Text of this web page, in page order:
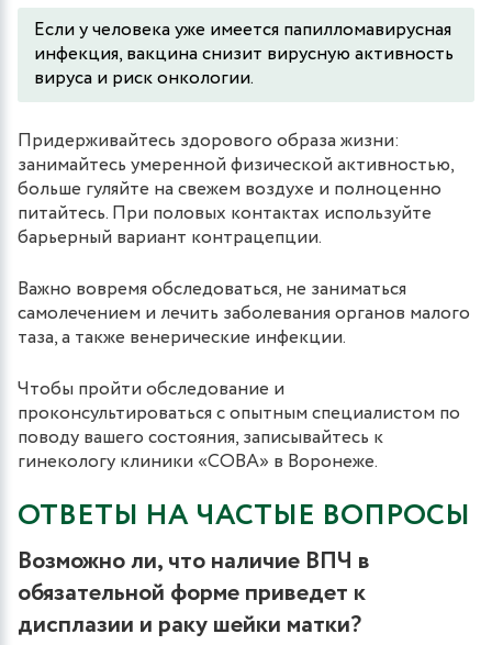
Если у человека уже имеется папилломавирусная
инфекция, вакцина снизит вирусную активность
вируса и риск онкологии.
Придерживайтесь здорового образа жизни:
занимайтесь умеренной физической активностью,
больше гуляйте на свежем воздухе и полноценно
питайтесь. При половых контактах используйте
барьерный вариант контрацепции.
Важно вовремя обследоваться, не заниматься
самолечением и лечить заболевания органов малого
таза, а также венерические инфекции.
Чтобы пройти обследование и
проконсультироваться с опытным специалистом по
поводу вашего состояния, записывайтесь к
гинекологу клиники «СОВА» в Воронеже.
ОТВЕТЫ НА ЧАСТЫЕ ВОПРОСЫ
Возможно ли, что наличие ВПЧ в
обязательной форме приведет к
дисплазии и раку шейки матки?